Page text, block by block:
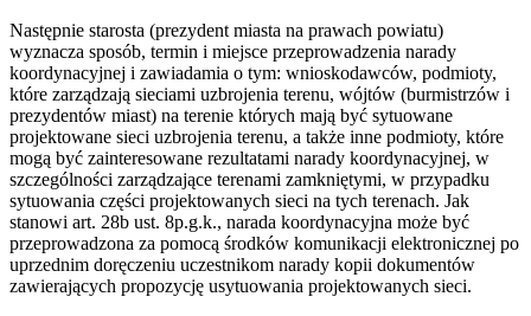
Następnie starosta (prezydent miasta na prawach powiatu)
wyznacza sposób, termin i miejsce przeprowadzenia narady
koordynacyjnej i zawiadamia o tym: wnioskodawców, podmioty,
które zarządzają sieciami uzbrojenia terenu, wójtów (burmistrzów i
prezydentów miast) na terenie których mają być sytuowane
projektowane sieci uzbrojenia terenu, a także inne podmioty, które
mogą być zainteresowane rezultatami narady koordynacyjnej, w
szczególności zarządzające terenami zamkniętymi, w przypadku
sytuowania części projektowanych sieci na tych terenach. Jak
stanowi art. 28b ust. 8p.g.k., narada koordynacyjna może być
przeprowadzona za pomocą środków komunikacji elektronicznej po
uprzednim doręczeniu uczestnikom narady kopii dokumentów
zawierających propozycję usytuowania projektowanych sieci.